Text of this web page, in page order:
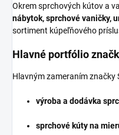
Okrem sprchových kútov a
nábytok, sprchové vaničky,
sortiment kúpeľňového
Hlavné portfólio
Hlavným zameraním značky
výroba a dodávka
sprchové kúty na